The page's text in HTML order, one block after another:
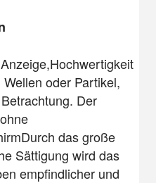
Anzeige,Hochwertigkeit
oder Partikel,
Der
Durch das große
Sättigung wird das
empfindlicher und